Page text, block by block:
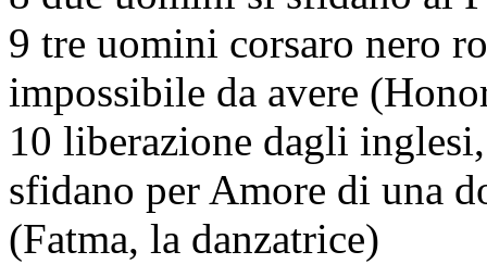
9 tre uomini corsaro nero
impossibile da avere
10 liberazione dagli
sfidano per Amore di una
(Fatma, la danzatrice)